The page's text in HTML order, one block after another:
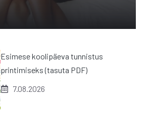
Esimese koolipäeva tunnistus
printimiseks (tasuta PDF)
7.08.2026